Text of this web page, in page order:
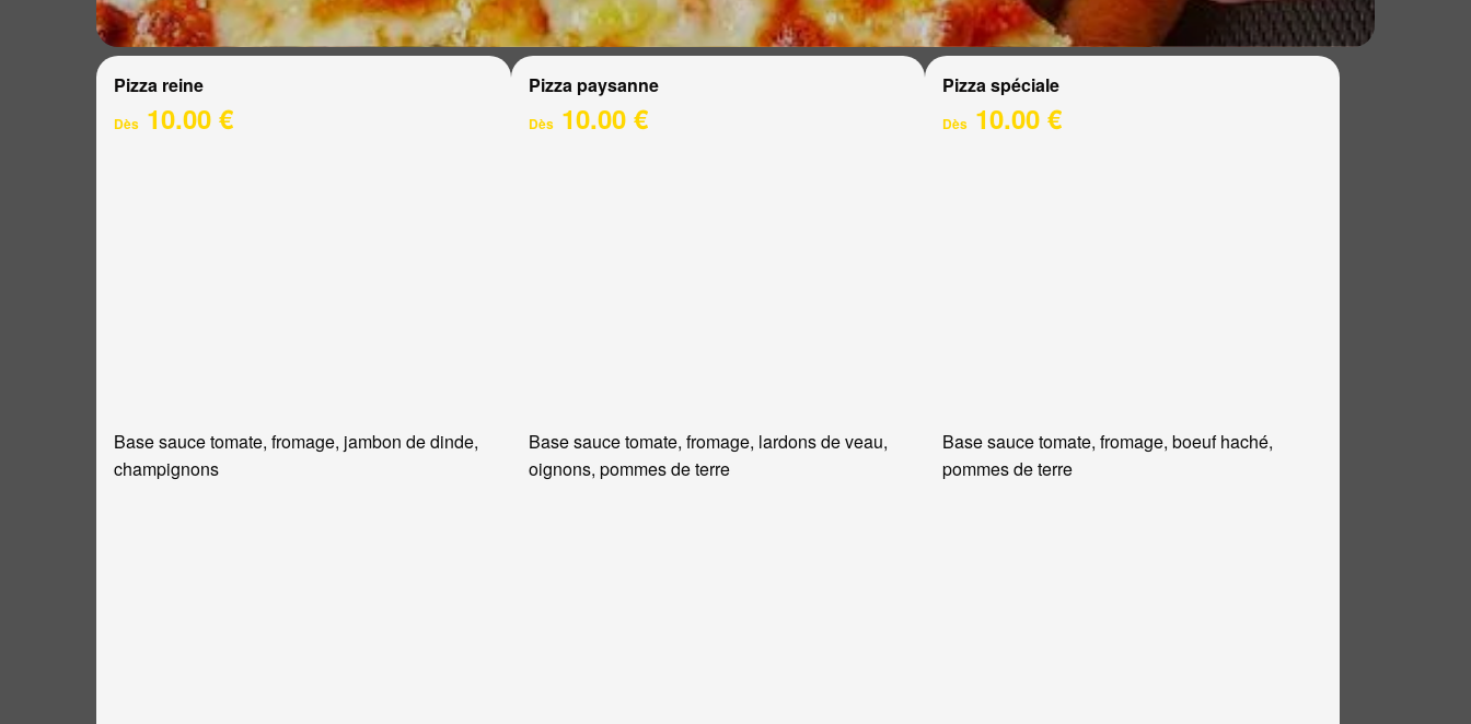
Pizza reine
Dès 10.00 €
Base sauce tomate, fromage, jambon de dinde,
champignons
Pizza paysanne
Dès10.00 €
Base sauce tomate, fromage, lardons de veau,
oignons, pommes de terre
Pizza spéciale
Dès 10.00 €
Base sauce tomate, fromage, boeuf haché,
pommes de terre